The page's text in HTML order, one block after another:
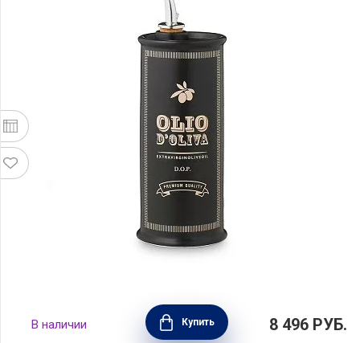
Бутылка для масла Oliere Vintage 500 мл,
материал керамика + сталь, цвет черный,
В наличии Купить 8 496 РУБ.